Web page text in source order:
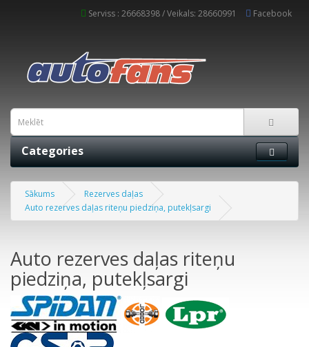
Serviss : 26668398 / Veikals: 28660991 Facebook
Categories
Sākums
Rezerves daļas
Auto rezerves daļas riteņu piedziņa, putekļsargi
Auto rezerves daļas riteņu
piedziņa, putekļsargi